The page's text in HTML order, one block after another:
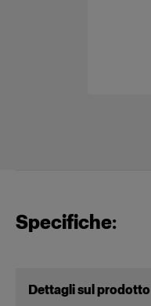
Specifiche:
Dettagli sul prodotto